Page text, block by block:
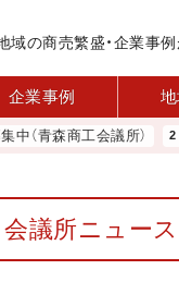
域の商売繁盛・企業事例
企業事例
工会議所） 山中伸弥
会議所ニュー